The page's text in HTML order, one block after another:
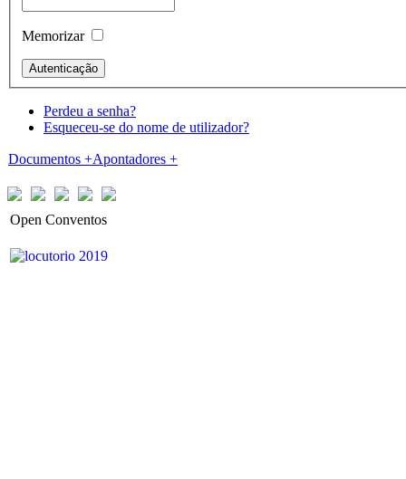
Memorizar
Perdeu a senha?
Esqueceu-se do nome de utilizador?
Documentos +Apontadores +
Open Conventos